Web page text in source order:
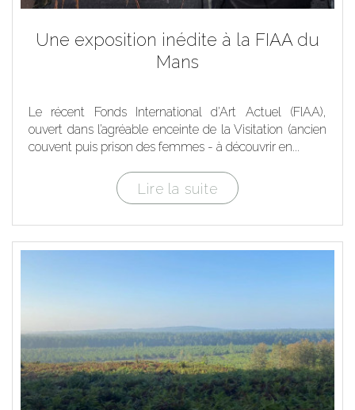
Une exposition inédite à la FIAA du
Mans
Le récent Fonds International d’Art Actuel (FIAA),
ouvert dans l’agréable enceinte de la Visitation (ancien
couvent puis prison des femmes - à découvrir en...
Lire la suite